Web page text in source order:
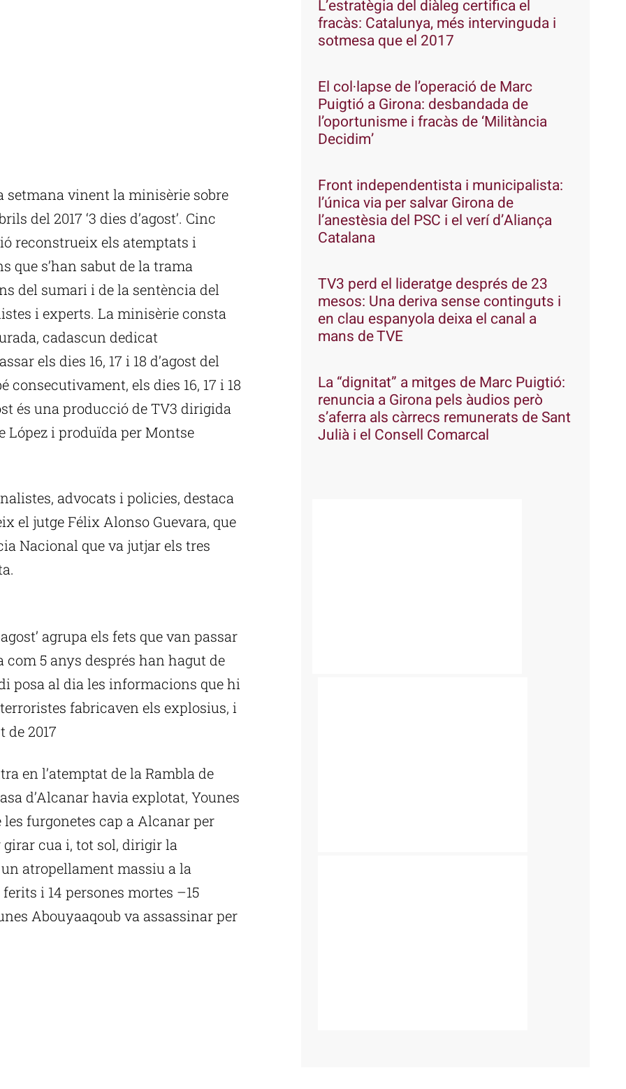
setmana vinent la minisèrie sobre
del 2017 ‘3 dies d’agost’. Cinc
reconstrueix els atemptats i
s’han sabut de la trama
del sumari i de la sentència del
i experts. La minisèrie consta
cadascun dedicat
els dies 16, 17 i 18 d’agost del
consecutivament, els dies 16, 17 i 18
és una producció de TV3 dirigida
López i produïda per Montse
advocats i policies, destaca
el jutge Félix Alonso Guevara, que
Nacional que va jutjar els tres
agrupa els fets que van passar
com 5 anys després han hagut de
posa al dia les informacions que hi
fabricaven els explosius, i
de 2017
en l’atemptat de la Rambla de
d’Alcanar havia explotat, Younes
furgonetes cap a Alcanar per
cua i, tot sol, dirigir la
atropellament massiu a la
i 14 persones mortes –15
Abouyaaqoub va assassinar per
L’estratègia del diàleg certifica el
fracàs: Catalunya, més intervinguda i
sotmesa que el 2017
El col·lapse de l’operació de Marc
Puigtió a Girona: desbandada de
l’oportunisme i fracàs de ‘Militància
Decidim’
Front independentista i municipalista:
l’única via per salvar Girona de
l’anestèsia del PSC i el verí d’Aliança
Catalana
TV3 perd el lideratge després de 23
mesos: Una deriva sense continguts i
en clau espanyola deixa el canal a
mans de TVE
La “dignitat” a mitges de Marc Puigtió:
renuncia a Girona pels àudios però
s’aferra als càrrecs remunerats de Sant
Julià i el Consell Comarcal